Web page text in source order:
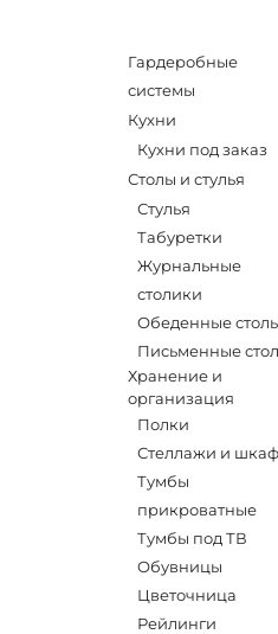
Гардеробные
системы
Кухни
Кухни под заказ
Столы и стулья
Стулья
Табуретки
Журнальные
столики
Обеденные
Письменные
Хранение и
организация
Полки
Стеллажи и
Тумбы
прикроватные
Тумбы под ТВ
Обувницы
Цветочница
Рейлинги